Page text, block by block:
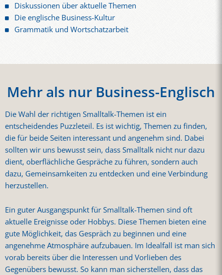
Diskussionen über aktuelle Themen
Die englische Business-Kultur
Grammatik und Wortschatzarbeit
Mehr als nur Business-Englisch
Die Wahl der richtigen Smalltalk-Themen ist ein
entscheidendes Puzzleteil. Es ist wichtig, Themen zu finden,
die für beide Seiten interessant und angenehm sind. Dabei
sollten wir uns bewusst sein, dass Smalltalk nicht nur dazu
dient, oberflächliche Gespräche zu führen, sondern auch
dazu, Gemeinsamkeiten zu entdecken und eine Verbindung
herzustellen.
Ein guter Ausgangspunkt für Smalltalk-Themen sind oft
aktuelle Ereignisse oder Hobbys. Diese Themen bieten eine
gute Möglichkeit, das Gespräch zu beginnen und eine
angenehme Atmosphäre aufzubauen. Im Idealfall ist man sich
vorab bereits über die Interessen und Vorlieben des
Gegenübers bewusst. So kann man sicherstellen, dass das